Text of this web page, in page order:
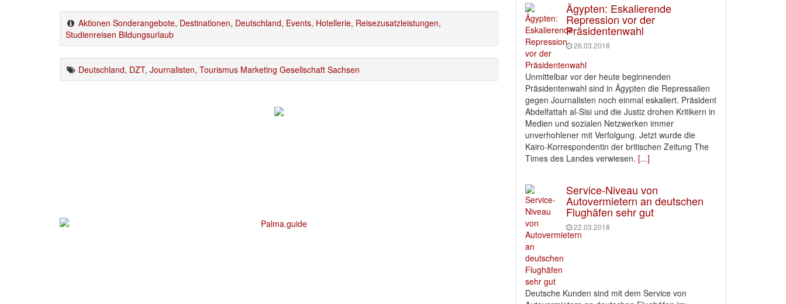
Aktionen Sonderangebote, Destinationen, Deutschland, Events, Hotellerie, Reisezusatzleistungen,
Studienreisen Bildungsurlaub
Deutschland, DZT, Journalisten, Tourismus Marketing Gesellschaft Sachsen
Ägypten: Eskalierende
Repression vor der
Präsidentenwahl
26.03.2018
Unmittelbar vor der heute beginnenden
Präsidentenwahl sind in Ägypten die Repressalien
gegen Journalisten noch einmal eskaliert. Präsident
Abdelfattah al-Sisi und die Justiz drohen Kritikern in
Medien und sozialen Netzwerken immer
unverhohlener mit Verfolgung. Jetzt wurde die
Kairo-Korrespondentin der britischen Zeitung The
Times des Landes verwiesen. [...]
Service-Niveau von
Autovermietern an deutschen
Flughäfen sehr gut
22.03.2018
Deutsche Kunden sind mit dem Service von